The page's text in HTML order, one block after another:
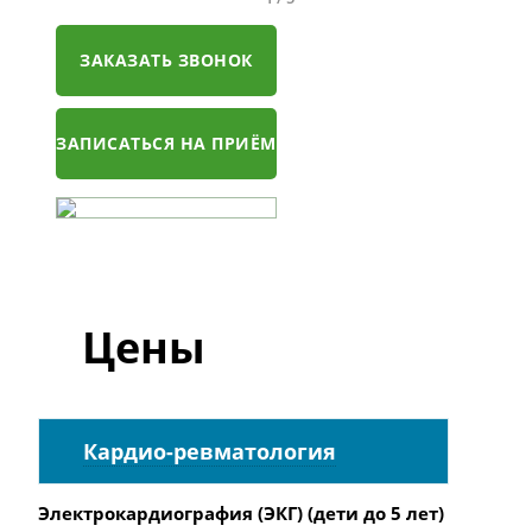
ЗАКАЗАТЬ ЗВОНОК
ЗАПИСАТЬСЯ НА ПРИЁМ
Цены
Кардио-ревматология
Электрокардиография (ЭКГ) (дети до 5 лет)